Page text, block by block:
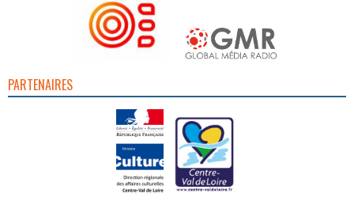
PARTENAIRES